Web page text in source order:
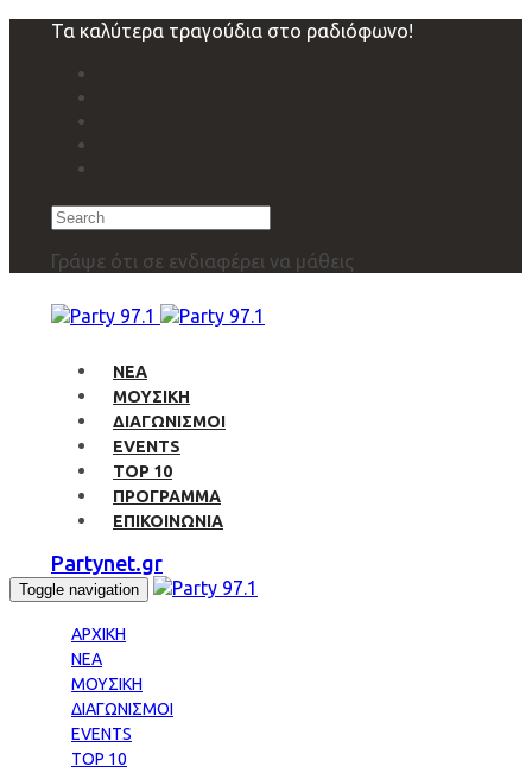
navigation
Τα καλύτερα τραγούδια στο ραδιόφωνο!
Search
Γράψε ότι σε ενδιαφέρει να μάθεις
ΝΕΑ
ΜΟΥΣΙΚΗ
ΔΙΑΓΩΝΙΣΜΟΙ
EVENTS
TOP 10
ΠΡΟΓΡΑΜΜΑ
ΕΠΙΚΟΙΝΩΝΙΑ
Partynet.gr
Toggle navigation
ΑΡΧΙΚΗ
ΝΕΑ
ΜΟΥΣΙΚΗ
ΔΙΑΓΩΝΙΣΜΟΙ
EVENTS
TOP 10